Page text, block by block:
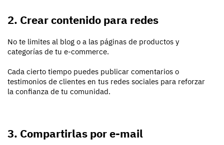
2. Crear contenido para redes
No te limites al blog o a las páginas de productos y
categorías de tu e-commerce.
Cada cierto tiempo puedes publicar comentarios o
testimonios de clientes en tus redes sociales para reforzar
la confianza de tu comunidad.
3. Compartirlas por e-mail